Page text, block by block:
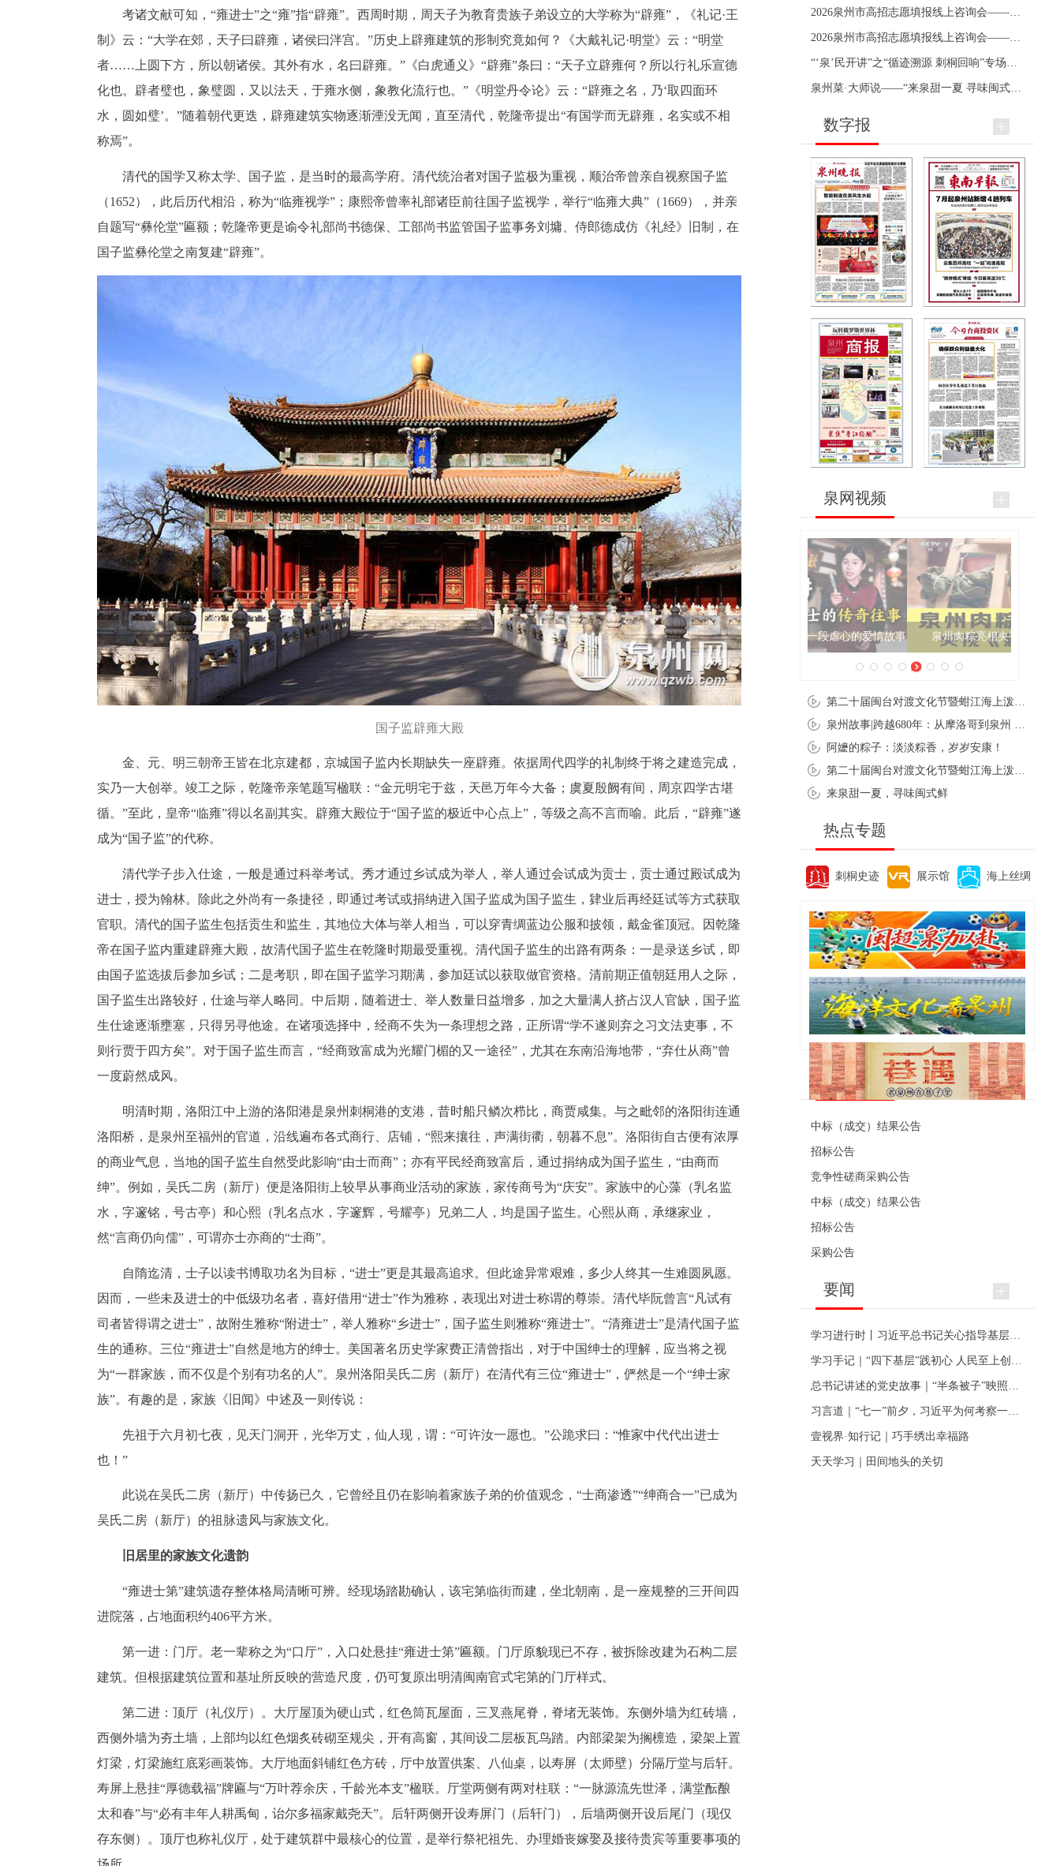
考诸文献可知，“雍进士”之“雍”指“辟雍”。西周时期，周天子为教育贵族子弟设立的大学称为“辟雍”，《礼记·王
制》云：“大学在郊，天子曰辟雍，诸侯曰泮宫。”历史上辟雍建筑的形制究竟如何？《大戴礼记·明堂》云：“明堂
者……上圆下方，所以朝诸侯。其外有水，名曰辟雍。”《白虎通义》“辟雍”条曰：“天子立辟雍何？所以行礼乐宣德
化也。辟者璧也，象璧圆，又以法天，于雍水侧，象教化流行也。”《明堂丹令论》云：“辟雍之名，乃‘取四面环
水，圆如璧’。”随着朝代更迭，辟雍建筑实物逐渐湮没无闻，直至清代，乾隆帝提出“有国学而无辟雍，名实或不相
称焉”。
清代的国学又称太学、国子监，是当时的最高学府。清代统治者对国子监极为重视，顺治帝曾亲自视察国子监
（1652），此后历代相沿，称为“临雍视学”；康熙帝曾率礼部诸臣前往国子监视学，举行“临雍大典”（1669），并亲
自题写“彝伦堂”匾额；乾隆帝更是谕令礼部尚书德保、工部尚书监管国子监事务刘墉、侍郎德成仿《礼经》旧制，在
国子监彝伦堂之南复建“辟雍”。
国子监辟雍大殿
金、元、明三朝帝王皆在北京建都，京城国子监内长期缺失一座辟雍。依据周代四学的礼制终于将之建造完成，
实乃一大创举。竣工之际，乾隆帝亲笔题写楹联：“金元明宅于兹，天邑万年今大备；虞夏殷阙有间，周京四学古堪
循。”至此，皇帝“临雍”得以名副其实。辟雍大殿位于“国子监的极近中心点上”，等级之高不言而喻。此后，“辟雍”遂
成为“国子监”的代称。
清代学子步入仕途，一般是通过科举考试。秀才通过乡试成为举人，举人通过会试成为贡士，贡士通过殿试成为
进士，授为翰林。除此之外尚有一条捷径，即通过考试或捐纳进入国子监成为国子监生，肄业后再经廷试等方式获取
官职。清代的国子监生包括贡生和监生，其地位大体与举人相当，可以穿青绸蓝边公服和披领，戴金雀顶冠。因乾隆
帝在国子监内重建辟雍大殿，故清代国子监生在乾隆时期最受重视。清代国子监生的出路有两条：一是录送乡试，即
由国子监选拔后参加乡试；二是考职，即在国子监学习期满，参加廷试以获取做官资格。清前期正值朝廷用人之际，
国子监生出路较好，仕途与举人略同。中后期，随着进士、举人数量日益增多，加之大量满人挤占汉人官缺，国子监
生仕途逐渐壅塞，只得另寻他途。在诸项选择中，经商不失为一条理想之路，正所谓“学不遂则弃之习文法吏事，不
则行贾于四方矣”。对于国子监生而言，“经商致富成为光耀门楣的又一途径”，尤其在东南沿海地带，“弃仕从商”曾
一度蔚然成风。
明清时期，洛阳江中上游的洛阳港是泉州刺桐港的支港，昔时船只鳞次栉比，商贾咸集。与之毗邻的洛阳街连通
洛阳桥，是泉州至福州的官道，沿线遍布各式商行、店铺，“熙来攘往，声满街衢，朝暮不息”。洛阳街自古便有浓厚
的商业气息，当地的国子监生自然受此影响“由士而商”；亦有平民经商致富后，通过捐纳成为国子监生，“由商而
绅”。例如，吴氏二房（新厅）便是洛阳街上较早从事商业活动的家族，家传商号为“庆安”。家族中的心藻（乳名监
水，字邃铭，号古亭）和心熙（乳名点水，字邃辉，号耀亭）兄弟二人，均是国子监生。心熙从商，承继家业，
然“言商仍向儒”，可谓亦士亦商的“士商”。
自隋迄清，士子以读书博取功名为目标，“进士”更是其最高追求。但此途异常艰难，多少人终其一生难圆夙愿。
因而，一些未及进士的中低级功名者，喜好借用“进士”作为雅称，表现出对进士称谓的尊崇。清代毕阮曾言“凡试有
司者皆得谓之进士”，故附生雅称“附进士”，举人雅称“乡进士”，国子监生则雅称“雍进士”。“清雍进士”是清代国子监
生的通称。三位“雍进士”自然是地方的绅士。美国著名历史学家费正清曾指出，对于中国绅士的理解，应当将之视
为“一群家族，而不仅是个别有功名的人”。泉州洛阳吴氏二房（新厅）在清代有三位“雍进士”，俨然是一个“绅士家
族”。有趣的是，家族《旧闻》中述及一则传说：
先祖于六月初七夜，见天门洞开，光华万丈，仙人现，谓：“可许汝一愿也。”公跪求曰：“惟家中代代出进士
也！”
此说在吴氏二房（新厅）中传扬已久，它曾经且仍在影响着家族子弟的价值观念，“士商渗透”“绅商合一”已成为
吴氏二房（新厅）的祖脉遗风与家族文化。
旧居里的家族文化遗韵
“雍进士第”建筑遗存整体格局清晰可辨。经现场踏勘确认，该宅第临街而建，坐北朝南，是一座规整的三开间四
进院落，占地面积约406平方米。
第一进：门厅。老一辈称之为“口厅”，入口处悬挂“雍进士第”匾额。门厅原貌现已不存，被拆除改建为石构二层
建筑。但根据建筑位置和基址所反映的营造尺度，仍可复原出明清闽南官式宅第的门厅样式。
第二进：顶厅（礼仪厅）。大厅屋顶为硬山式，红色筒瓦屋面，三叉燕尾脊，脊堵无装饰。东侧外墙为红砖墙，
西侧外墙为夯土墙，上部均以红色烟炙砖砌至规尖，开有高窗，其间设二层板瓦鸟踏。内部梁架为搁檩造，梁架上置
灯梁，灯梁施红底彩画装饰。大厅地面斜铺红色方砖，厅中放置供案、八仙桌，以寿屏（太师壁）分隔厅堂与后轩。
寿屏上悬挂“厚德载福”牌匾与“万叶荐余庆，千龄光本支”楹联。厅堂两侧有两对柱联：“一脉源流先世泽，满堂酝酿
太和春”与“必有丰年人耕禹甸，诒尔多福家戴尧天”。后轩两侧开设寿屏门（后轩门），后墙两侧开设后尾门（现仅
存东侧）。顶厅也称礼仪厅，处于建筑群中最核心的位置，是举行祭祀祖先、办理婚丧嫁娶及接待贵宾等重要事项的
数字报
泉网视频
泉州肉粽亮相央视《新闻联播》
阿嬷的粽子：淡淡粽香，岁岁安康！
来泉甜一夏，寻味闽式鲜
热点专题
刺桐史迹 展示馆 海上丝绸
便民资讯
中标（成交）结果公告
招标公告
竞争性磋商采购公告
中标（成交）结果公告
招标公告
采购公告
要闻
壹视界·知行记｜巧手绣出幸福路
天天学习｜田间地头的关切